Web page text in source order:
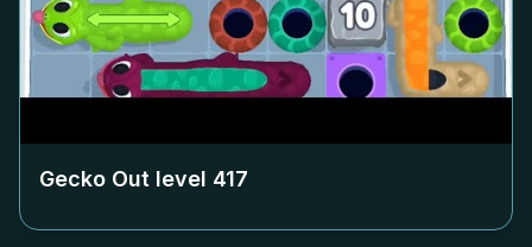
Gecko Out level 417